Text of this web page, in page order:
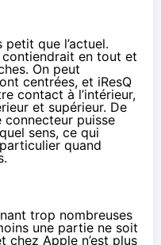
que l’actuel.
contiendrait en tout et
On peut
centrées, et iResQ
contact à l’intérieur,
et supérieur. De
puisse
sens, ce qui
quand
trop nombreuses
une partie ne soit
chez Apple n’est plus